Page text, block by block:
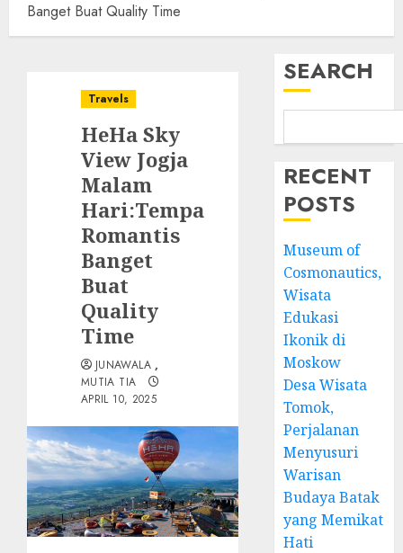
Banget Buat Quality Time
Travels
HeHa Sky
View Jogja
Malam
Hari:Tempa
Romantis
Banget
Buat
Quality
Time
JUNAWALA,
MUTIA TIA
APRIL 10, 2025
SEARCH
RECENT
POSTS
Museum of
Cosmonautics,
Wisata
Edukasi
Ikonik di
Moskow
Desa Wisata
Tomok,
Perjalanan
Menyusuri
Warisan
Budaya Batak
yang Memikat
Hati